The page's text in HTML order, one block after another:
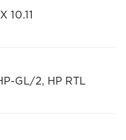
10.11
GL/2, HP RTL